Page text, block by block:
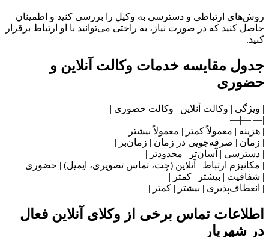
ارتباطی و دسترسی به وکیل را بررسی کنید و اطمینان
کنید که در صورت نیاز، به راحتی می‌توانید با او ارتباط برقرار
مقایسه خدمات وکالت آنلاین و
| وکالت آنلاین | وکالت حضوری |
| معمولاً کمتر | معمولاً بیشتر |
| صرفه‌جویی در زمان | زمان‌بر |
| آسان‌تر | محدودتر |
ارتباط | آنلاین (چت، تماس تصویری، ایمیل) | حضوری |
| بیشتر | کمتر |
| بیشتر | کمتر |
تماس برخی از وکلای آنلاین فعال